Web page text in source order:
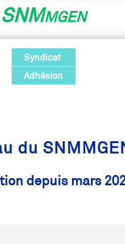
SNMMGEN
Syndicat
Adhésion
du
depuis mars